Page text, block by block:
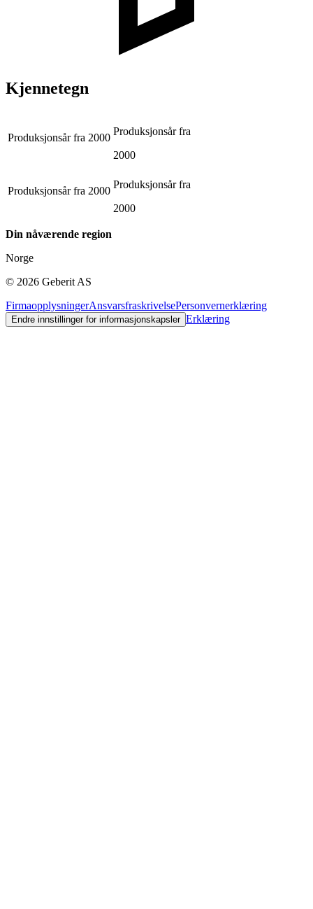
Kjennetegn
Produksjonsår fra 2000
Produksjonsår fra
2000
Produksjonsår fra 2000
Produksjonsår fra
2000
Din nåværende region
Norge
© 2026 Geberit AS
FirmaopplysningerAnsvarsfraskrivelsePersonvernerklæring
Endre innstillinger for informasjonskapsler Erklæring